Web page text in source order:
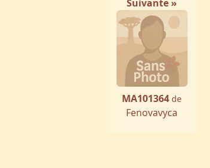
Suivante »
MA101364 de
Fenovavyca